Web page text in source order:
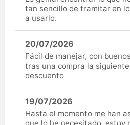
tan sencillo de tramitar en
a usarlo.
20/07/2026
Fácil de manejar, con
tras una compra la
descuento
19/07/2026
Hasta el momento me han